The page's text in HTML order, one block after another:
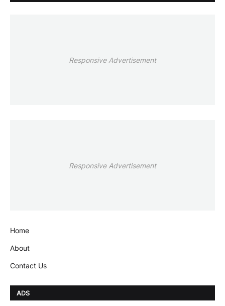
Responsive Advertisement
Responsive Advertisement
Home
About
Contact Us
ADS